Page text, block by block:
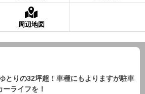
周辺地図
りの32坪超！車種にもよりますが駐車
ライフを！